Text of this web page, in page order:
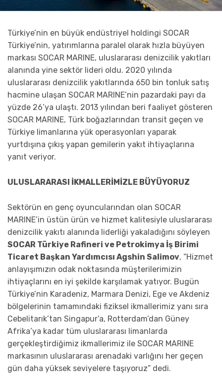
Türkiye’nin en büyük endüstriyel holdingi SOCAR
Türkiye’nin, yatırımlarına paralel olarak hızla büyüyen
markası SOCAR MARINE, uluslararası denizcilik yakıtları
alanında yine sektör lideri oldu. 2020 yılında
uluslararası denizcilik yakıtlarında 650 bin tonluk satış
hacmine ulaşan SOCAR MARINE’nin pazardaki payı da
yüzde 26’ya ulaştı. 2013 yılından beri faaliyet gösteren
SOCAR MARINE, Türk boğazlarından transit geçen ve
Türkiye limanlarına yük operasyonları yaparak
yurtdışına çıkış yapan gemilerin yakıt ihtiyaçlarına
yanıt veriyor.
ULUSLARARASI İKMALLERİMİZLE BÜYÜYORUZ
Sektörün en genç oyuncularından olan SOCAR
MARINE’in üstün ürün ve hizmet kalitesiyle uluslararası
denizcilik yakıtı alanında liderliği yakaladığını söyleyen
SOCAR Türkiye Rafineri ve Petrokimya İş Birimi
Ticaret Başkan Yardımcısı Agshin Salimov, “Hizmet
anlayışımızın odak noktasında müşterilerimizin
ihtiyaçlarını en iyi şekilde karşılamak yatıyor. Bugün
Türkiye’nin Karadeniz, Marmara Denizi, Ege ve Akdeniz
bölgelerinin tamamındaki fiziksel ikmallerimiz yanı sıra
Cebelitarık’tan Singapur’a, Rotterdam’dan Güney
Afrika’ya kadar tüm uluslararası limanlarda
gerçekleştirdiğimiz ikmallerimiz ile SOCAR MARINE
markasının uluslararası arenadaki varlığını her geçen
gün daha yüksek seviyelere taşıyoruz” dedi.